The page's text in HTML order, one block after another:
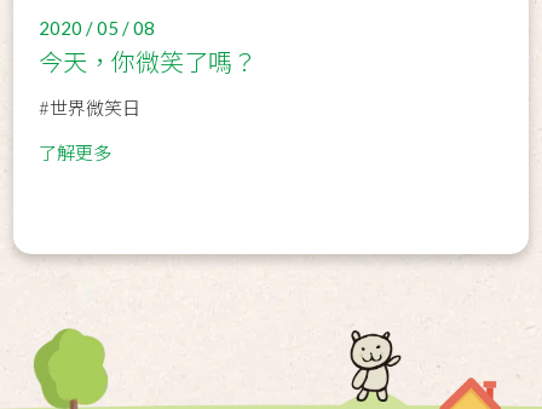
2020 / 05 / 08
今天，你微笑了嗎？
#世界微笑日
了解更多